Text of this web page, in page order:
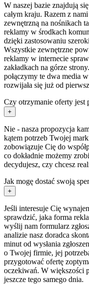
W naszej bazie znajdują
całym kraju. Razem z
zewnętrzną na nośnikach
reklamy w środkach
dzięki zastosowaniu
Wszystkie zewnętrzne
reklamy w internecie
zakładkach na górze
połączymy te dwa media
rozwijała się już od
Czy otrzymanie oferty jest
+
Nie - nasza propozycja
kątem potrzeb Twojej
zobowiązuje Cię do
co dokładnie możemy
decydujesz, czy chcesz
Jak mogę dostać swoją
+
Jeśli interesuje Cię
sprawdzić, jaka forma
wyślij nam formularz
analizie nasz doradca
minut od wysłania
o Twojej firmie, jej
przygotować ofertę
oczekiwań. W większości
jeszcze tego samego dnia.